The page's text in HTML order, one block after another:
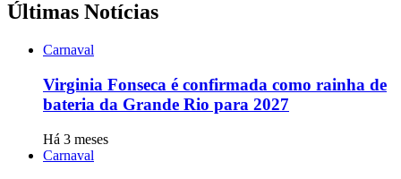
Últimas Notícias
Carnaval
Virginia Fonseca é confirmada como rainha de
bateria da Grande Rio para 2027
Há 3 meses
Carnaval